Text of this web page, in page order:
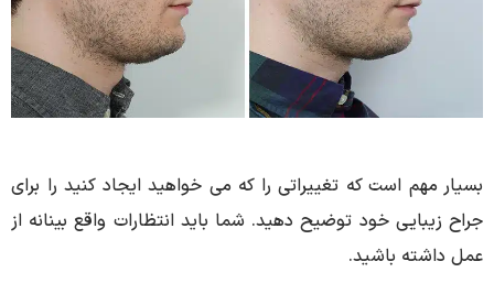
بسیار مهم است که تغییراتی را که می خواهید ایجاد کنید را برای
جراح زیبایی خود توضیح دهید. شما باید انتظارات واقع بینانه از
عمل داشته باشید.